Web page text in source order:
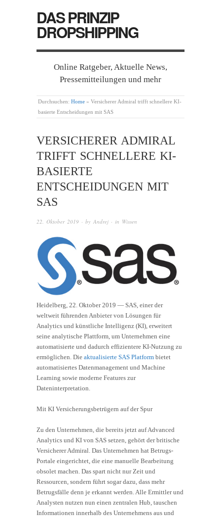
DAS PRINZIP
DROPSHIPPING
Online Ratgeber, Aktuelle News,
Pressemitteilungen und mehr
Durchsuchen: Home » Versicherer Admiral trifft schnellere KI-
basierte Entscheidungen mit SAS
VERSICHERER ADMIRAL
TRIFFT SCHNELLERE KI-
BASIERTE
ENTSCHEIDUNGEN MIT
SAS
22. Oktober 2019 · by Andrej · in Wissen
Heidelberg, 22. Oktober 2019 — SAS, einer der
weltweit führenden Anbieter von Lösungen für
Analytics und künstliche Intelligenz (KI), erweitert
seine analytische Plattform, um Unternehmen eine
automatisierte und dadurch effizientere KI-Nutzung zu
ermöglichen. Die aktualisierte SAS Platform bietet
automatisiertes Datenmanagement und Machine
Learning sowie moderne Features zur
Dateninterpretation.
Mit KI Versicherungsbetrügern auf der Spur
Zu den Unternehmen, die bereits jetzt auf Advanced
Analytics und KI von SAS setzen, gehört der britische
Versicherer Admiral. Das Unternehmen hat Betrugs-
Portale eingerichtet, die eine manuelle Bearbeitung
obsolet machen. Das spart nicht nur Zeit und
Ressourcen, sondern führt sogar dazu, dass mehr
Betrugsfälle denn je erkannt werden. Alle Ermittler und
Analysten nutzen nun einen zentralen Hub, tauschen
Informationen innerhalb des Unternehmens aus und